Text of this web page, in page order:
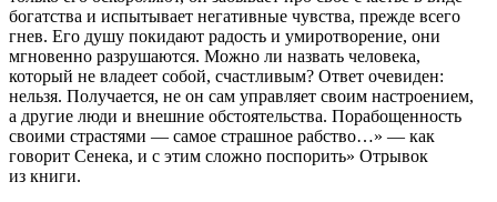
богатства и испытывает негативные чувства, прежде всего
гнев. Его душу покидают радость и умиротворение, они
мгновенно разрушаются. Можно ли назвать человека,
который не владеет собой, счастливым? Ответ очевиден:
нельзя. Получается, не он сам управляет своим настроением,
а другие люди и внешние обстоятельства. Порабощенность
своими страстями — самое страшное рабство…» — как
говорит Сенека, и с этим сложно поспорить» Отрывок
из книги.